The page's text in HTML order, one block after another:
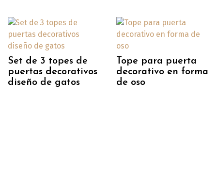
Set de 3 topes de
puertas decorativos
diseño de gatos
Tope para puerta
decorativo en forma
de oso